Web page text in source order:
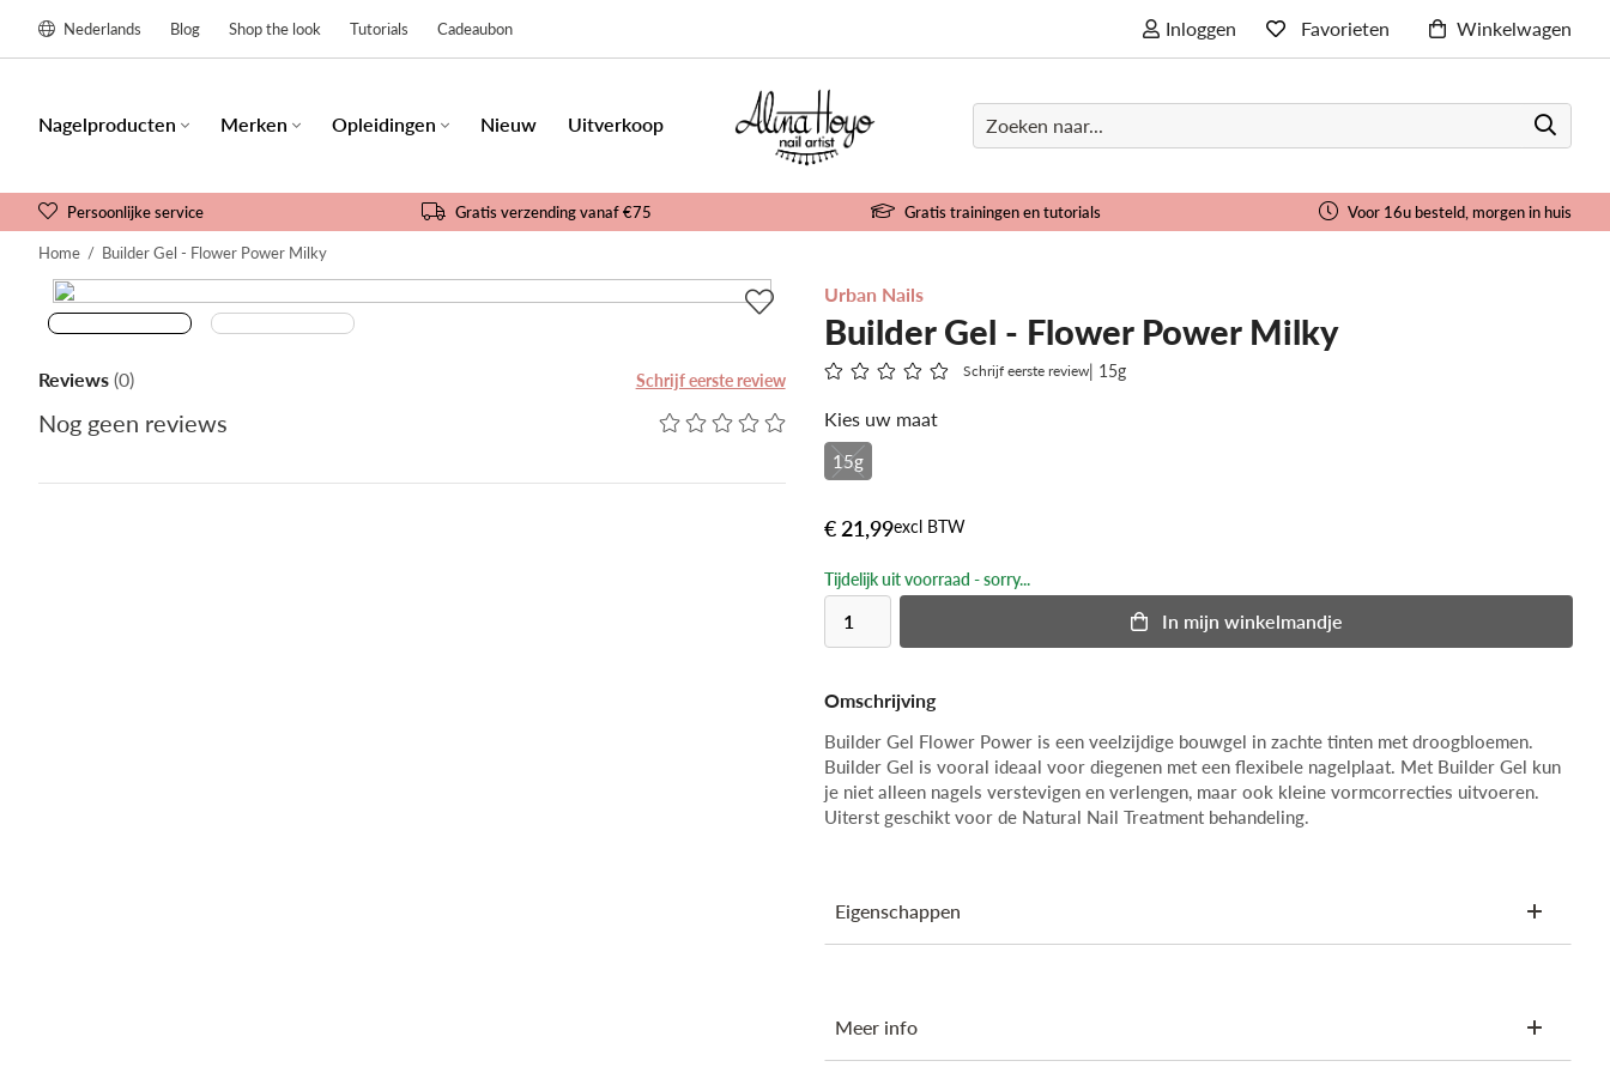
Nederlands Blog Shop the look Tutorials Cadeaubon Inloggen Favorieten Winkelwagen
Nagelproducten Merken Opleidingen Nieuw Uitverkoop
Persoonlijke service Gratis verzending vanaf €75 Gratis trainingen en tutorials
Voor 16u besteld, morgen in huis
Home / Builder Gel - Flower Power Milky
Reviews(0) Schrijf eerste review
Nog geen reviews
Urban Nails
Builder Gel - Flower Power Milky
Schrijf eerste review| 15g
Kies uw maat
15g
€ 21,99excl BTW
Tijdelijk uit voorraad - sorry...
In mijn winkelmandje
Omschrijving
Builder Gel Flower Power is een veelzijdige bouwgel in zachte tinten met droogbloemen.
Builder Gel is vooral ideaal voor diegenen met een flexibele nagelplaat. Met Builder Gel kun
je niet alleen nagels verstevigen en verlengen, maar ook kleine vormcorrecties uitvoeren.
Uiterst geschikt voor de Natural Nail Treatment behandeling.
Eigenschappen
Meer info